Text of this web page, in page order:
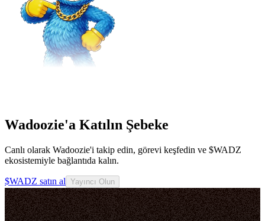
Wadoozie'a Katılın Şebeke
Canlı olarak Wadoozie'i takip edin, görevi keşfedin ve $WADZ
ekosistemiyle bağlantıda kalın.
$WADZ satın al Yayıncı Olun